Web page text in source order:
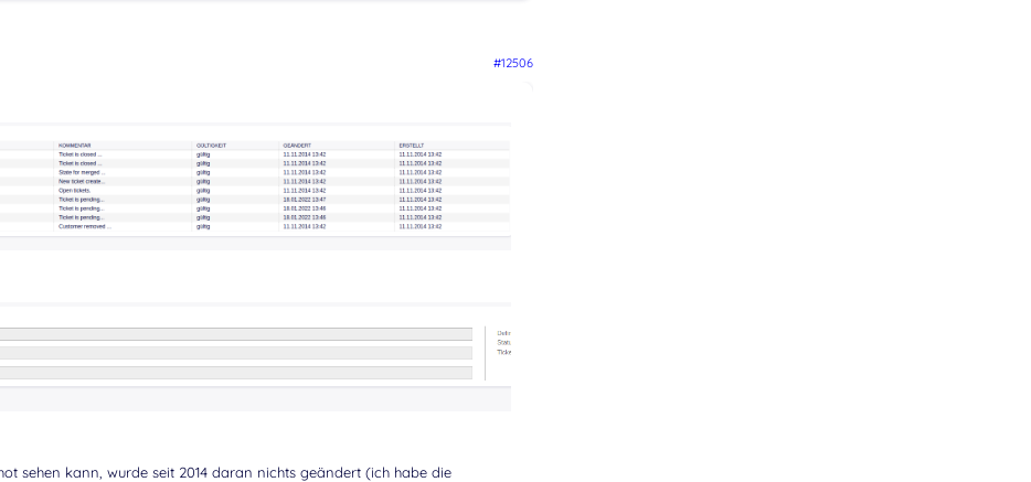
#12506
sehen kann, wurde seit 2014 daran nichts geändert (ich habe die